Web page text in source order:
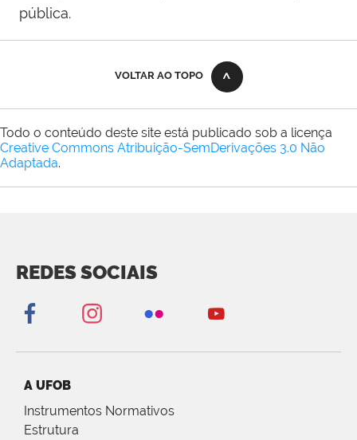
pública.
VOLTAR AO TOPO
Todo o conteúdo deste site está publicado sob a licença
Creative Commons Atribuição-SemDerivações 3.0 Não
Adaptada.
REDES SOCIAIS
A UFOB
Instrumentos Normativos
Estrutura